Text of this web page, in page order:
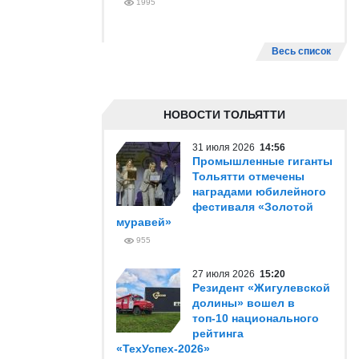
1995
Весь список
НОВОСТИ ТОЛЬЯТТИ
31 июля 2026 14:56
Промышленные гиганты
Тольятти отмечены
наградами юбилейного
фестиваля «Золотой
муравей»
955
27 июля 2026 15:20
Резидент «Жигулевской
долины» вошел в
топ-10 национального
рейтинга
«ТехУспех-2026»